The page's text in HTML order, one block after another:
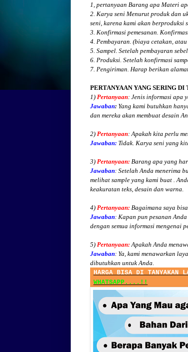
1, pertanyaan Barang apa Materi
2. Karya seni Menurut produk dan
seni, karena kami akan berproduksi
3. Konfirmasi pemesanan.
4. Pembayaran. (biaya cetakan,
5. Sampel. Setelah pembayaran
6. Produksi. Setelah konfirmasi
7. Pengiriman. Harap berikan
PERTANYAAN YANG SERING DI
1) Pertanyaan: Jenis informasi apa
Jawaban:Yang kami butuhkan
dan mereka akan membuat desain
2) Pertanyaan: Apakah kita perlu
Jawaban:Tidak. Karya seni yang
3) Pertanyaan:Barang apa yang
Jawaban: Setelah Anda menerima
melihat sample yang kami buat .
keakuratan teks, desain dan warna.
4) Pertanyaan:Bagaimana saya
Jawaban: Kapan pun pesanan
dengan semua informasi mengenai
5) Pertanyaan:Apakah Anda
Jawaban: Ya, kami menawarkan
dibutuhkan untuk Anda.
HARGA BISA DI TANYAKAN
WHATSAPP....!!